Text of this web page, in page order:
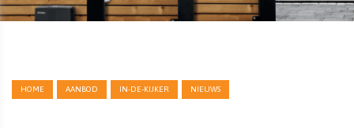
HOME AANBOD IN-DE-KIJKER NIEUWS